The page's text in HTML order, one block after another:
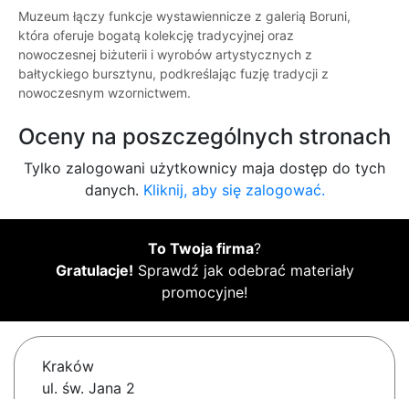
Muzeum łączy funkcje wystawiennicze z galerią Boruni,
która oferuje bogatą kolekcję tradycyjnej oraz
nowoczesnej biżuterii i wyrobów artystycznych z
bałtyckiego bursztynu, podkreślając fuzję tradycji z
nowoczesnym wzornictwem.
Oceny na poszczególnych stronach
Tylko zalogowani użytkownicy maja dostęp do tych
danych. Kliknij, aby się zalogować.
To Twoja firma?
Gratulacje! Sprawdź jak odebrać materiały
promocyjne!
Kraków
ul. św. Jana 2